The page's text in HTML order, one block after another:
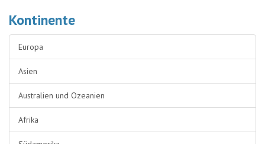
Kontinente
Europa
Asien
Australien und Ozeanien
Afrika